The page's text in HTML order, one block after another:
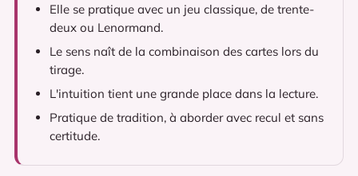
Elle se pratique avec un jeu classique, de trente-
deux ou Lenormand.
Le sens naît de la combinaison des cartes lors du
tirage.
L'intuition tient une grande place dans la lecture.
Pratique de tradition, à aborder avec recul et sans
certitude.